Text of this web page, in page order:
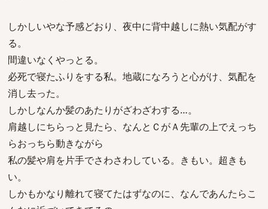
しかしいやな予感どおり、夜中に背中越しに熱い気配がす
る。
間違いなくやっとる。
必死で寝たふりをする私。地蔵になろうと心がけ、気配を
消し去った。
しかしなんか髪のあたりがざわざわする…。
肩越しにちらっと見たら、なんとＣがＡ先輩の上でえっち
らおっちら動きながら
私の髪や肩を片手でさわさわしている。きもい。超きも
い。
しかもかなり離れて寝てたはずなのに、なんであんたらこ